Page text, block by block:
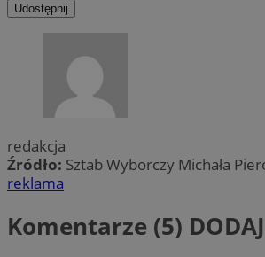
Udostępnij
redakcja
Źródło: Sztab Wyborczy Michała
reklama
Komentarze (5) DODAJ